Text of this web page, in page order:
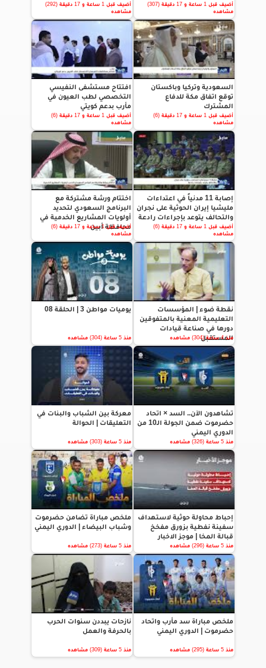
أضيف قبل 1 ساعة و 17 دقيقة (307)
مشاهده
أضيف قبل 1 ساعة و 17 دقيقة (292)
مشاهده
السعودية وتركيا وباكستان
توقع اتفاق مكة للدفاع
المشترك
أضيف قبل 1 ساعة و 17 دقيقة (6)
مشاهده
افتتاح مستشفى النفيسي
التخصصي لطب العيون في
مأرب بدعم كويتي
أضيف قبل 1 ساعة و 17 دقيقة (6)
مشاهده
إصابة 11 مدنياً في اعتداءات
مليشيا إيران الحوثية على نجران
والتحالف يتوعد بإجراءات رادعة
أضيف قبل 1 ساعة و 17 دقيقة (6)
مشاهده
اختتام ورشة مشتركة مع
البرنامج السعودي لتحديد
أولويات المشاريع الخدمية في
محافظة أبين
أضيف قبل 1 ساعة و 17 دقيقة (6)
مشاهده
نقطة ضوء | المؤسسات
التعليمية المعنية بالمتفوقين
دورها في صناعة قيادات
المستقبل
منذ 4 ساعة (304) مشاهده
يوميات مواطن 3 | الحلقة 08
منذ 5 ساعة (304) مشاهده
تشاهدون الآن.. السد × اتحاد
حضرموت ضمن الجولة الـ10 من
الدوري اليمني
منذ 5 ساعة (326) مشاهده
معركة بين الشباب والبنات في
التعليقات | الحوالة
منذ 5 ساعة (303) مشاهده
إحباط محاولة حوثية لاستهداف
سفينة نفطية بزورق مفخخ
قبالة المخا | موجز الاخبار
منذ 5 ساعة (296) مشاهده
ملخص مباراة تضامن حضرموت
وشباب البيضاء | الدوري اليمني
منذ 5 ساعة (273) مشاهده
ملخص مباراة سد مأرب واتحاد
حضرموت | الدوري اليمني
منذ 5 ساعة (295) مشاهده
نازحات يبددن سنوات الحرب
بالحرفة والعمل
منذ 5 ساعة (309) مشاهده